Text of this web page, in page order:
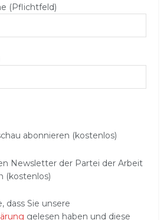
(Pflichtfeld)
abonnieren (kostenlos)
Newsletter der Partei der Arbeit
(kostenlos)
dass Sie unsere
gelesen haben und diese